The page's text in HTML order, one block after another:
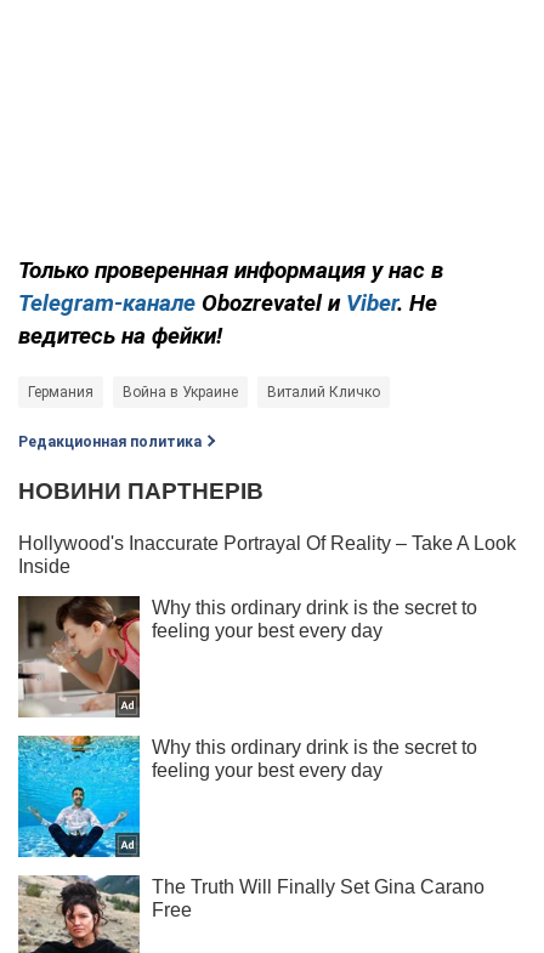
Только проверенная информация у нас в
Telegram-канале Obozrevatel и Viber. Не
ведитесь на фейки!
Германия Война в Украине Виталий Кличко
Редакционная политика